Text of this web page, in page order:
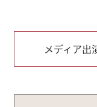
メディア出